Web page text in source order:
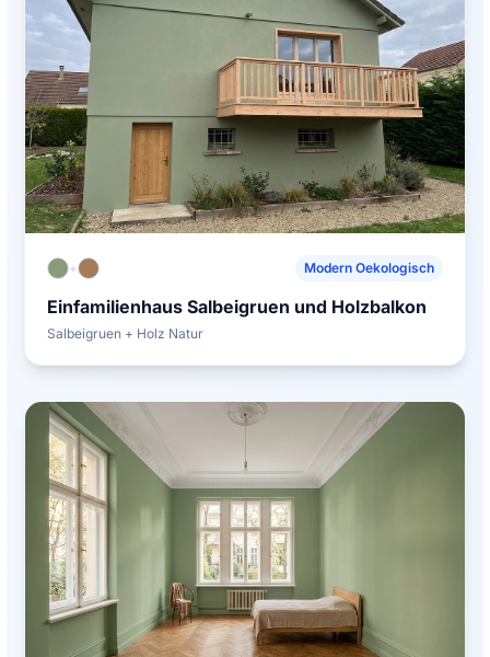
+ Modern Oekologisch
Einfamilienhaus Salbeigruen und Holzbalkon
Salbeigruen + Holz Natur